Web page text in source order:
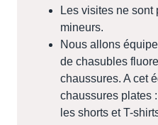
Les visites ne
mineurs.
Nous allons
de chasubles
chaussures. A cet
chaussures plates
les shorts et T-